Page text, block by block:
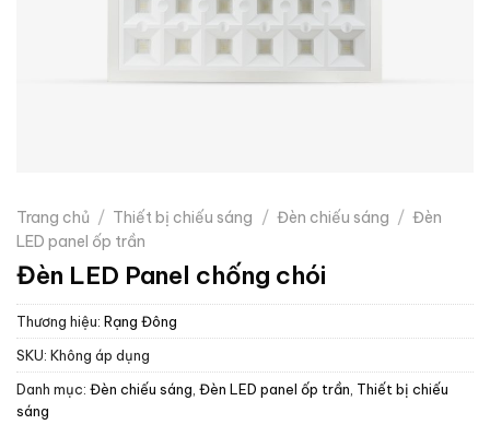
Trang chủ / Thiết bị chiếu sáng / Đèn chiếu sáng / Đèn
LED panel ốp trần
Đèn LED Panel chống chói
Thương hiệu: Rạng Đông
SKU: Không áp dụng
Danh mục: Đèn chiếu sáng Đèn LED panel ốp trần Thiết bị chiếu
sáng